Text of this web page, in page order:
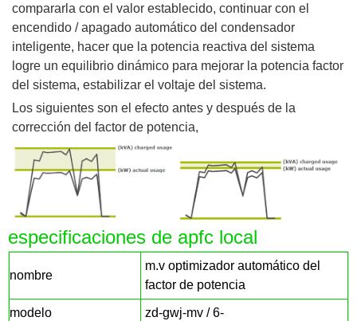
compararla con el valor establecido, continuar con el
encendido / apagado automático del condensador
inteligente, hacer que la potencia reactiva del sistema
logre un equilibrio dinámico para mejorar la potencia factor
del sistema, estabilizar el voltaje del sistema.
Los siguientes son el efecto antes y después de la
corrección del factor de potencia,
especificaciones de apfc local
nombre
m.v optimizador automático del
factor de potencia
modelo
zd-gwj-mv / 6-